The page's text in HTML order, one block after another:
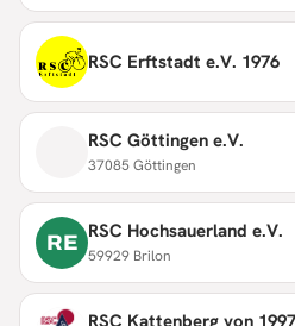
RSC Erftstadt e.V. 1976
RSC Göttingen e.V.
37085 Göttingen
RE RSC Hochsauerland e.V.
59929 Brilon
RSC Kattenberg von